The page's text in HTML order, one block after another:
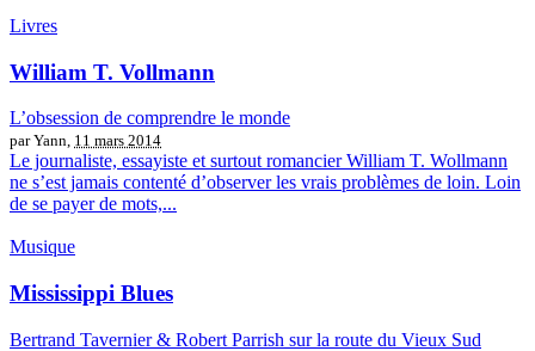
Livres
William T. Vollmann
L’obsession de comprendre le monde
par Yann, 11 mars 2014
Le journaliste, essayiste et surtout romancier William T. Wollmann
ne s’est jamais contenté d’observer les vrais problèmes de loin. Loin
de se payer de mots,...
Musique
Mississippi Blues
Bertrand Tavernier & Robert Parrish sur la route du Vieux Sud